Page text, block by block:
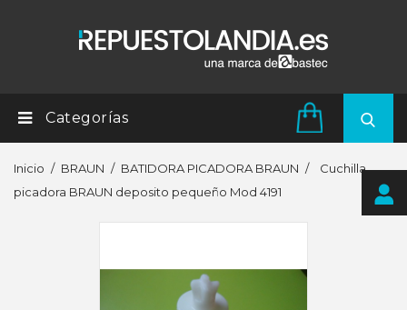
Categorías
Inicio BRAUN BATIDORA PICADORA BRAUN
Cuchilla
picadora BRAUN deposito pequeño Mod 4191